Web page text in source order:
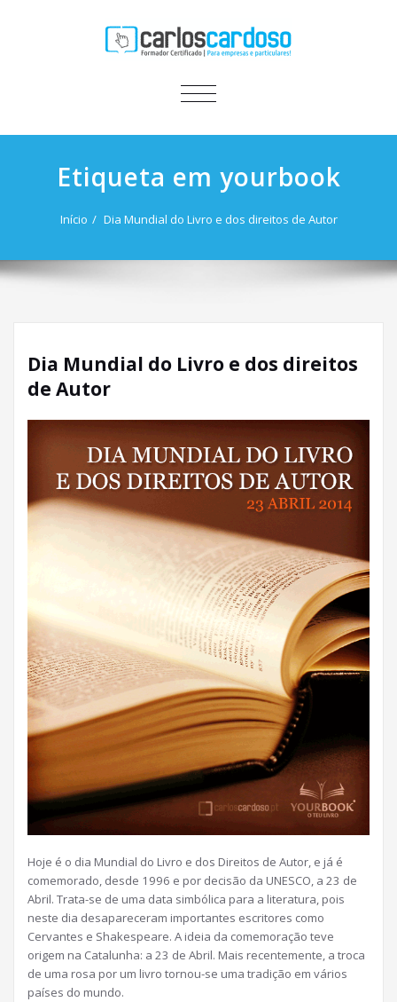
ALTERNAR
Etiqueta em yourbook
Início Dia Mundial do Livro e dos direitos de Autor
Dia Mundial do Livro e dos direitos
de Autor
Hoje é o dia Mundial do Livro e dos Direitos de Autor, e já é
comemorado, desde 1996 e por decisão da UNESCO, a 23 de
Abril. Trata-se de uma data simbólica para a literatura, pois
neste dia desapareceram importantes escritores como
Cervantes e Shakespeare. A ideia da comemoração teve
origem na Catalunha: a 23 de Abril. Mais recentemente, a troca
de uma rosa por um livro tornou-se uma tradição em vários
países do mundo.